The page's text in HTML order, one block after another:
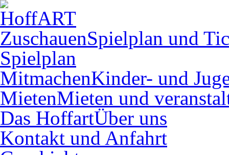
ZuschauenSpielplan und
Spielplan
MitmachenKinder- und
MietenMieten und
Das HoffartÜber uns
Kontakt und Anfahrt